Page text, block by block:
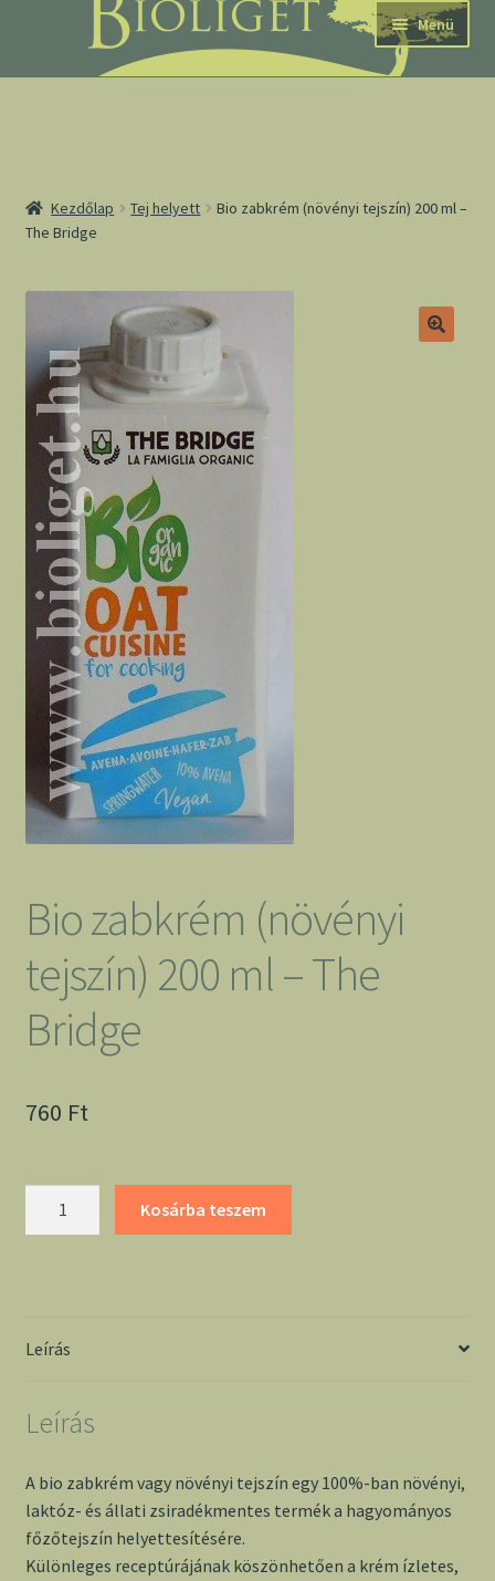
navigációhoz
tartalomba
Menü
Kezdőlap Tej helyett
Bio zabkrém (növényi tejszín) 200 ml –
The Bridge
Bio zabkrém (növényi
tejszín) 200 ml – The
Bridge
760 Ft
-
Bridge
Kosárba teszem
Leírás
Leírás
A bio zabkrém vagy növényi tejszín egy 100%-ban növényi,
laktóz- és állati zsiradékmentes termék a hagyományos
főzőtejszín helyettesítésére.
Különleges receptúrájának köszönhetően a krém ízletes,